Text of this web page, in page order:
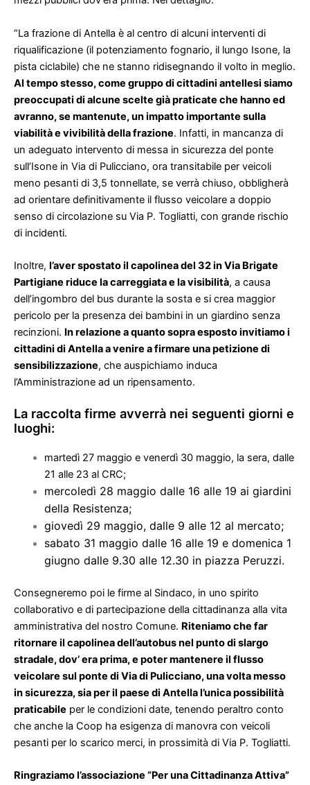
“La frazione di Antella è al centro di alcuni interventi di
riqualificazione (il potenziamento fognario, il lungo Isone, la
pista ciclabile) che ne stanno ridisegnando il volto in meglio.
Al tempo stesso, come gruppo di cittadini antellesi siamo
preoccupati di alcune scelte già praticate che hanno ed
avranno, se mantenute, un impatto importante sulla
viabilità e vivibilità della frazione. Infatti, in mancanza di
un adeguato intervento di messa in sicurezza del ponte
sull’Isone in Via di Pulicciano, ora transitabile per veicoli
meno pesanti di 3,5 tonnellate, se verrà chiuso, obbligherà
ad orientare definitivamente il flusso veicolare a doppio
senso di circolazione su Via P. Togliatti, con grande rischio
di incidenti.
Inoltre, l’aver spostato il capolinea del 32 in Via Brigate
Partigiane riduce la carreggiata e la visibilità, a causa
dell’ingombro del bus durante la sosta e si crea maggior
pericolo per la presenza dei bambini in un giardino senza
recinzioni. In relazione a quanto sopra esposto invitiamo i
cittadini di Antella a venire a firmare una petizione di
sensibilizzazione, che auspichiamo induca
l’Amministrazione ad un ripensamento.
La raccolta firme avverrà nei seguenti giorni e
luoghi:
martedì 27 maggio e venerdì 30 maggio, la sera, dalle
21 alle 23 al CRC;
mercoledì 28 maggio dalle 16 alle 19 ai giardini
della Resistenza;
giovedì 29 maggio, dalle 9 alle 12 al mercato;
sabato 31 maggio dalle 16 alle 19 e domenica 1
giugno dalle 9.30 alle 12.30 in piazza Peruzzi.
Consegneremo poi le firme al Sindaco, in uno spirito
collaborativo e di partecipazione della cittadinanza alla vita
amministrativa del nostro Comune. Riteniamo che far
ritornare il capolinea dell’autobus nel punto di slargo
stradale, dov’ era prima, e poter mantenere il flusso
veicolare sul ponte di Via di Pulicciano, una volta messo
in sicurezza, sia per il paese di Antella l’unica possibilità
praticabile per le condizioni date, tenendo peraltro conto
che anche la Coop ha esigenza di manovra con veicoli
pesanti per lo scarico merci, in prossimità di Via P. Togliatti.
Ringraziamo l’associazione “Per una Cittadinanza Attiva”